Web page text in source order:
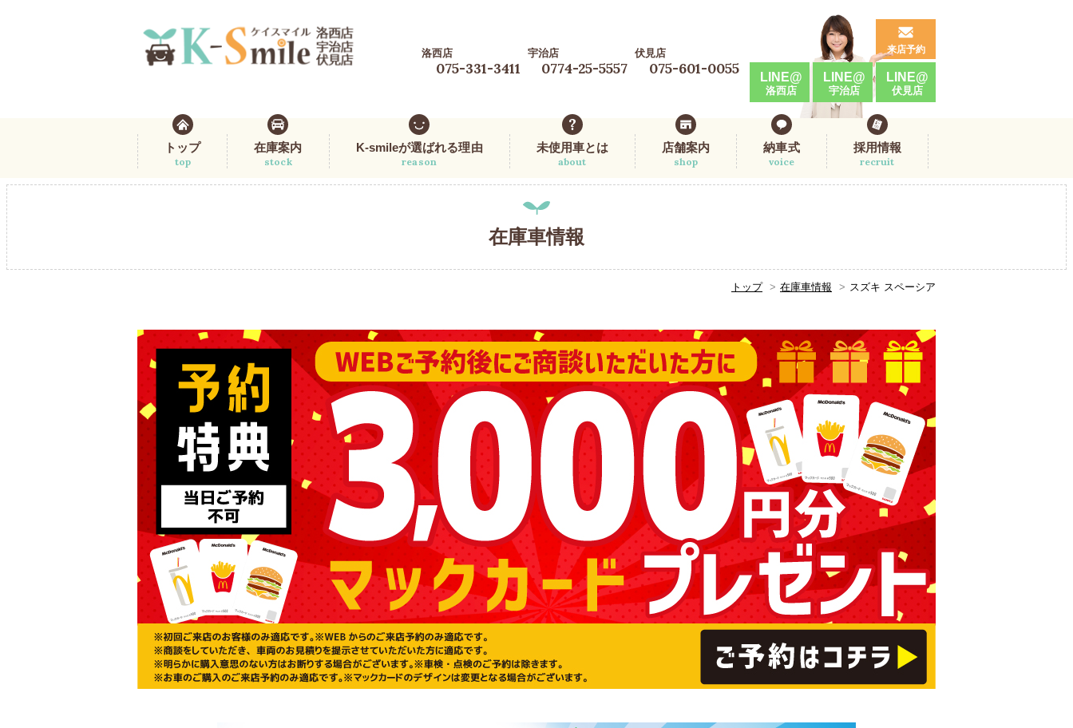
洛西店
075-331-3411
宇治店
0774-25-5557
伏見店
075-601-0055
来店予約
LINE@
洛西店
LINE@
宇治店
LINE@
伏見店
トップ
top
在庫案内
stock
K-smileが選ばれる理由
reason
未使用車とは
about
店舗案内
shop
納車式
voice
採用情報
recruit
在庫車情報
トップ 在庫車情報 スズキ スペーシア